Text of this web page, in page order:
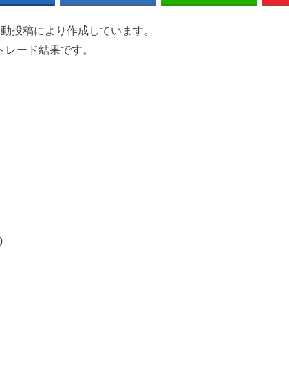
投稿により作成しています。
ード結果です。